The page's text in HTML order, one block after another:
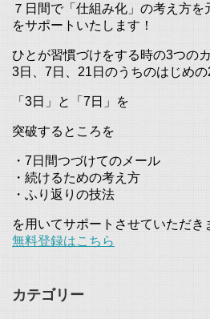
７日間で「仕組み化」の考え方を
をサポートいたします！
ひとが習慣づけをする時の3つの
3日、7日、21日のうちのはじめの
「3日」と「7日」を
突破するところを
・7日間つづけてのメール
・続けるための考え方
・ふり返りの技法
を用いてサポートさせていただき
無料登録はこちら
カテゴリー